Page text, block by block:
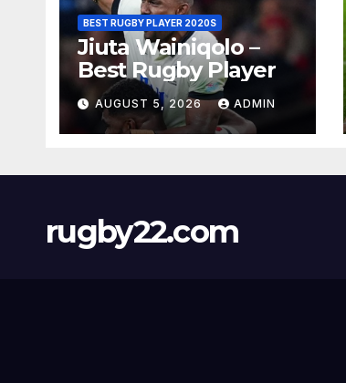
BEST RUGBY PLAYER 2020S
Jiuta Wainiqolo –
Best Rugby Player
AUGUST 5, 2026 ADMIN
rugby22.com